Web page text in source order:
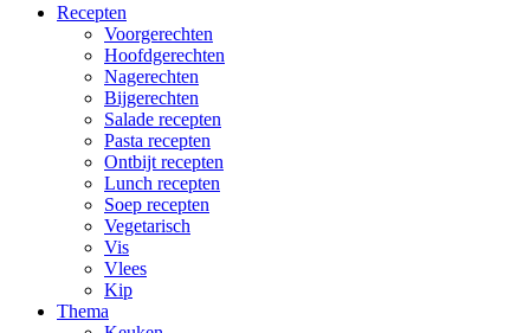
Recepten
Voorgerechten
Hoofdgerechten
Nagerechten
Bijgerechten
Salade recepten
Pasta recepten
Ontbijt recepten
Lunch recepten
Soep recepten
Vegetarisch
Vis
Vlees
Kip
Thema